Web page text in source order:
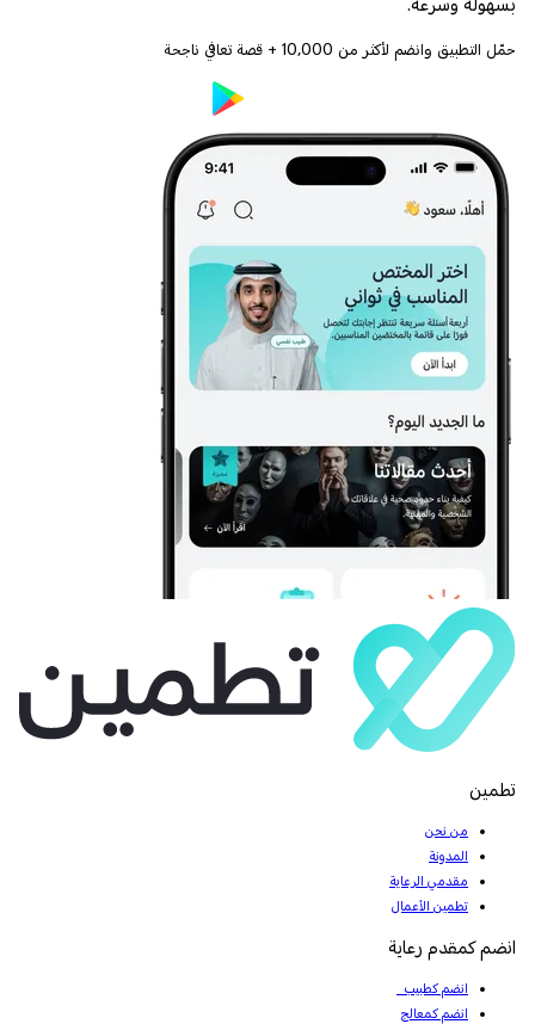
بسهولة وسرعة.
حمّل التطبيق وانضم لأكثر من 10,000 + قصة تعافي ناجحة
تطمين
من نحن
المدونة
مقدمي الرعاية
تطمين الأعمال
انضم كمقدم رعاية
انضم كطبيب
انضم كمعالج